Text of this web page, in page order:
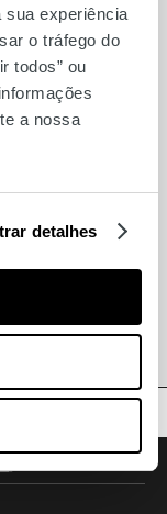
sua experiência
o tráfego do
todos” ou
a nossa
detalhes
Youtube